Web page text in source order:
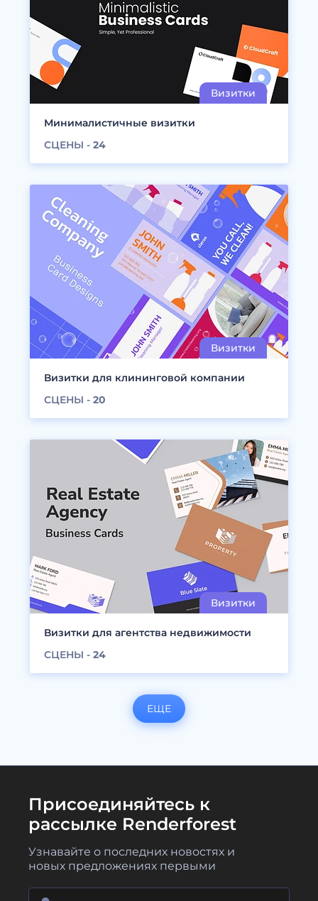
Минималистичные визитки
СЦЕНЫ - 24
Визитки для клининговой компании
СЦЕНЫ - 20
Визитки для агентства недвижимости
СЦЕНЫ - 24
ЕЩЕ
Присоединяйтесь к
рассылке Renderforest
Узнавайте о последних новостях и
новых предложениях первыми